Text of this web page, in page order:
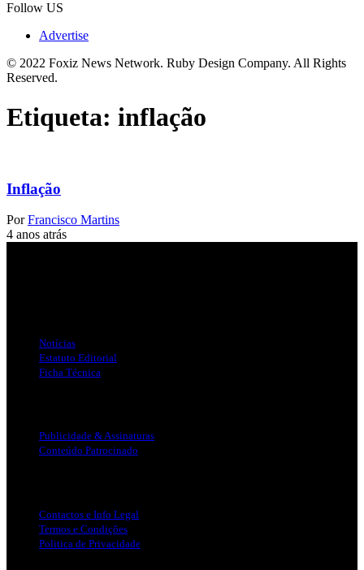
Follow US
Advertise
© 2022 Foxiz News Network. Ruby Design Company. All Rights
Reserved.
Etiqueta: inflação
Inflação
Por Francisco Martins
4 anos atrás
Notícias
Estatuto Editorial
Ficha Técnica
Publicidade & Assinaturas
Conteúdo Patrocinado
Contactos e Info Legal
Termos e Condições
Politica de Privacidade